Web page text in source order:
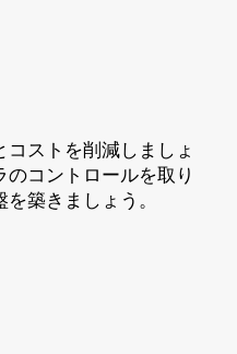
ストを削減しましょ
コントロールを取り
築きましょう。